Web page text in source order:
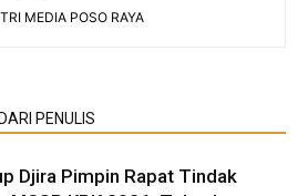
MEDIA POSO RAYA
DARI PENULIS
Djira Pimpin Rapat Tindak